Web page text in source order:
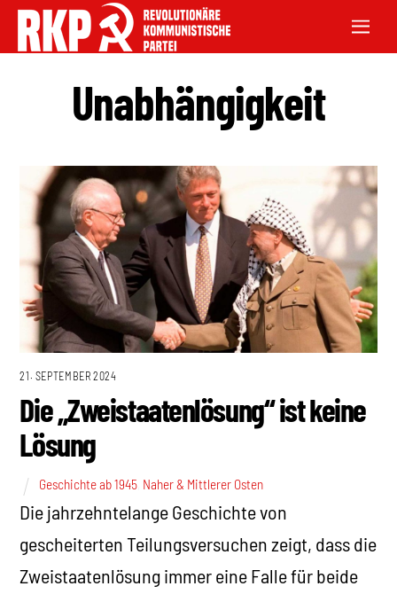
Unabhängigkeit
21. SEPTEMBER 2024
Die „Zweistaatenlösung“ ist keine
Lösung
Geschichte ab 1945 Naher & Mittlerer Osten
Die jahrzehntelange Geschichte von
gescheiterten Teilungsversuchen zeigt, dass die
Zweistaatenlösung immer eine Falle für beide